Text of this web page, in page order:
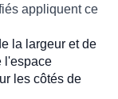
appliquent ce
la largeur et de
l'espace
les côtés de